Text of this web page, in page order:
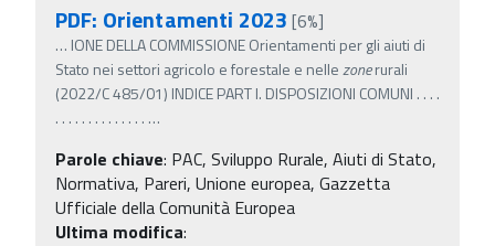
PDF: Orientamenti 2023 [6%]
… IONE DELLA COMMISSIONE Orientamenti per gli aiuti di
Stato nei settori agricolo e forestale e nellezonerurali
(2022/C 485/01) INDICE PART I. DISPOSIZIONI COMUNI . . . .
. . . . . . . . . . . . . . …
Parole chiave: PAC, Sviluppo Rurale, Aiuti di Stato,
Normativa, Pareri, Unione europea, Gazzetta
Ufficiale della Comunità Europea
Ultima modifica: